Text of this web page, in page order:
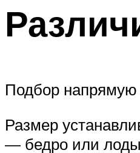
Подбор напрямую
Размер
— бедро или